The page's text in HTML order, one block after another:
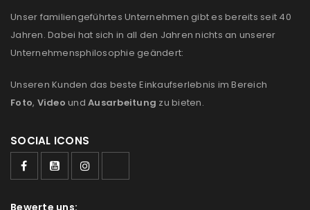
Unser familiengeführtes Unternehmen gibt es bereits seit 40
Jahren. Dabei hat sich in all den Jahren nichts an unserer
Unternehmensphilosophie geändert:
Unseren Kunden das beste Einkaufserlebnis im Bereich
Foto, Video und Ausarbeitung zu bieten.
SOCIAL ICONS
Bewerte uns: